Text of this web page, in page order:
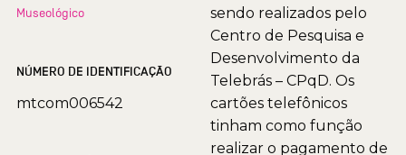
Museológico
NÚMERO DE IDENTIFICAÇÃO
mtcom006542
sendo realizados pelo
Centro de Pesquisa e
Desenvolvimento da
Telebrás – CPqD. Os
cartões telefônicos
tinham como função
realizar o pagamento de